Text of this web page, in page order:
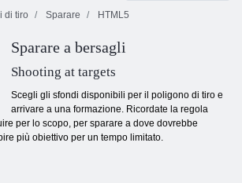
di tiro Sparare HTML5
Sparare a bersagli
Shooting at targets
Scegli gli sfondi disponibili per il poligono di tiro e
arrivare a una formazione. Ricordate la regola
per lo scopo, per sparare a dove dovrebbe
più obiettivo per un tempo limitato.